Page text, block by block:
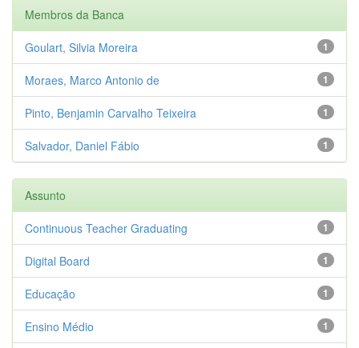
Membros da Banca
1
Goulart, Silvia Moreira
1
Moraes, Marco Antonio de
1
Pinto, Benjamin Carvalho Teixeira
1
Salvador, Daniel Fábio
Assunto
1
Continuous Teacher Graduating
1
Digital Board
1
Educação
1
Ensino Médio